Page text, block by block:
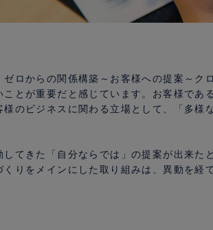
ロからの関係構築～お客様への提案～
とが重要だと感じています。お客様で
のビジネスに関わる立場として、「多
してきた「自分ならでは」の提案が出来
りをメインにした取り組みは、異動を経